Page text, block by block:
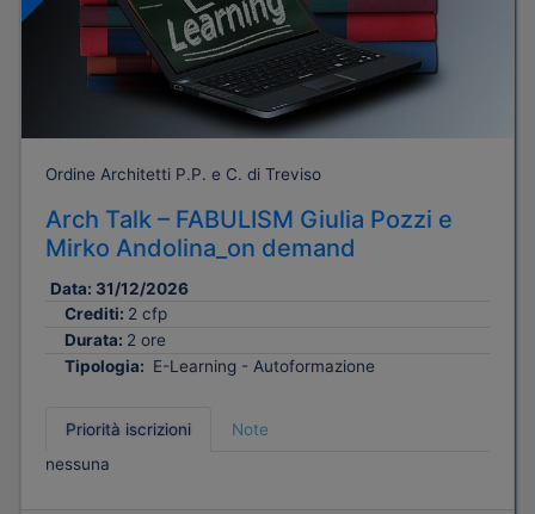
Ordine Architetti P.P. e C. di Treviso
Arch Talk – FABULISM Giulia Pozzi e
Mirko Andolina_on demand
Data: 31/12/2026
Crediti: 2 cfp
Durata: 2 ore
Tipologia: E-Learning - Autoformazione
Priorità iscrizioni
Note
nessuna